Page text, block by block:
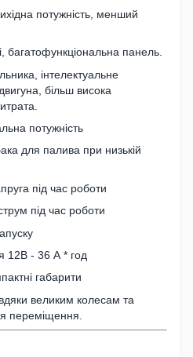
потужність, менший
багатофункціональна панель.
інтелектуальне
більш висока
потужність
для палива при низькій
під час роботи
під час роботи
12В - 36 А * год
габарити
великим колесам та
переміщення.